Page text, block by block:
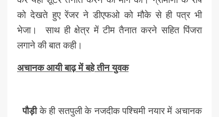
को देखते हुए रेंजर ने डीएफओ को मौके से ही पत्र भी
भेजा। साथ ही क्षेत्र में टीम तैनात करने सहित पिंजरा
लगाने की बात कही।
अचानक आयी बाढ़ में बहे तीन युवक
पौड़ीके ही सतपुली के नजदीक पश्चिमी नयार में अचानक